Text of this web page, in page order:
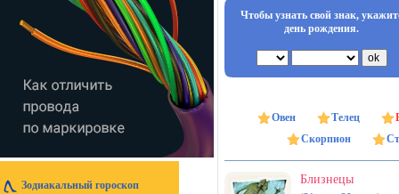
Зодиакальный гороскоп
Чтобы узнать свой знак,
день рождения.
Овен Телец
Скорпион
Близнецы